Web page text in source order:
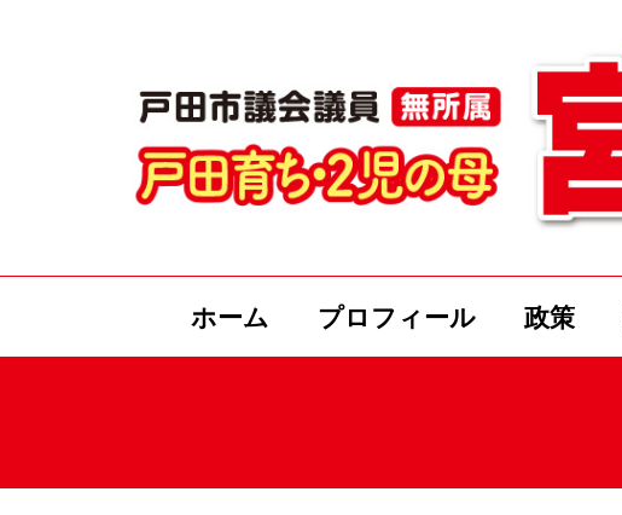
ホーム プロフィール 政策